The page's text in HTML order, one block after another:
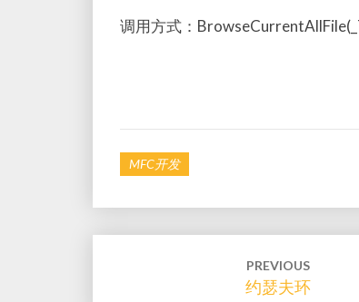
调用方式：
MFC开发
PREVIOUS
约瑟夫环